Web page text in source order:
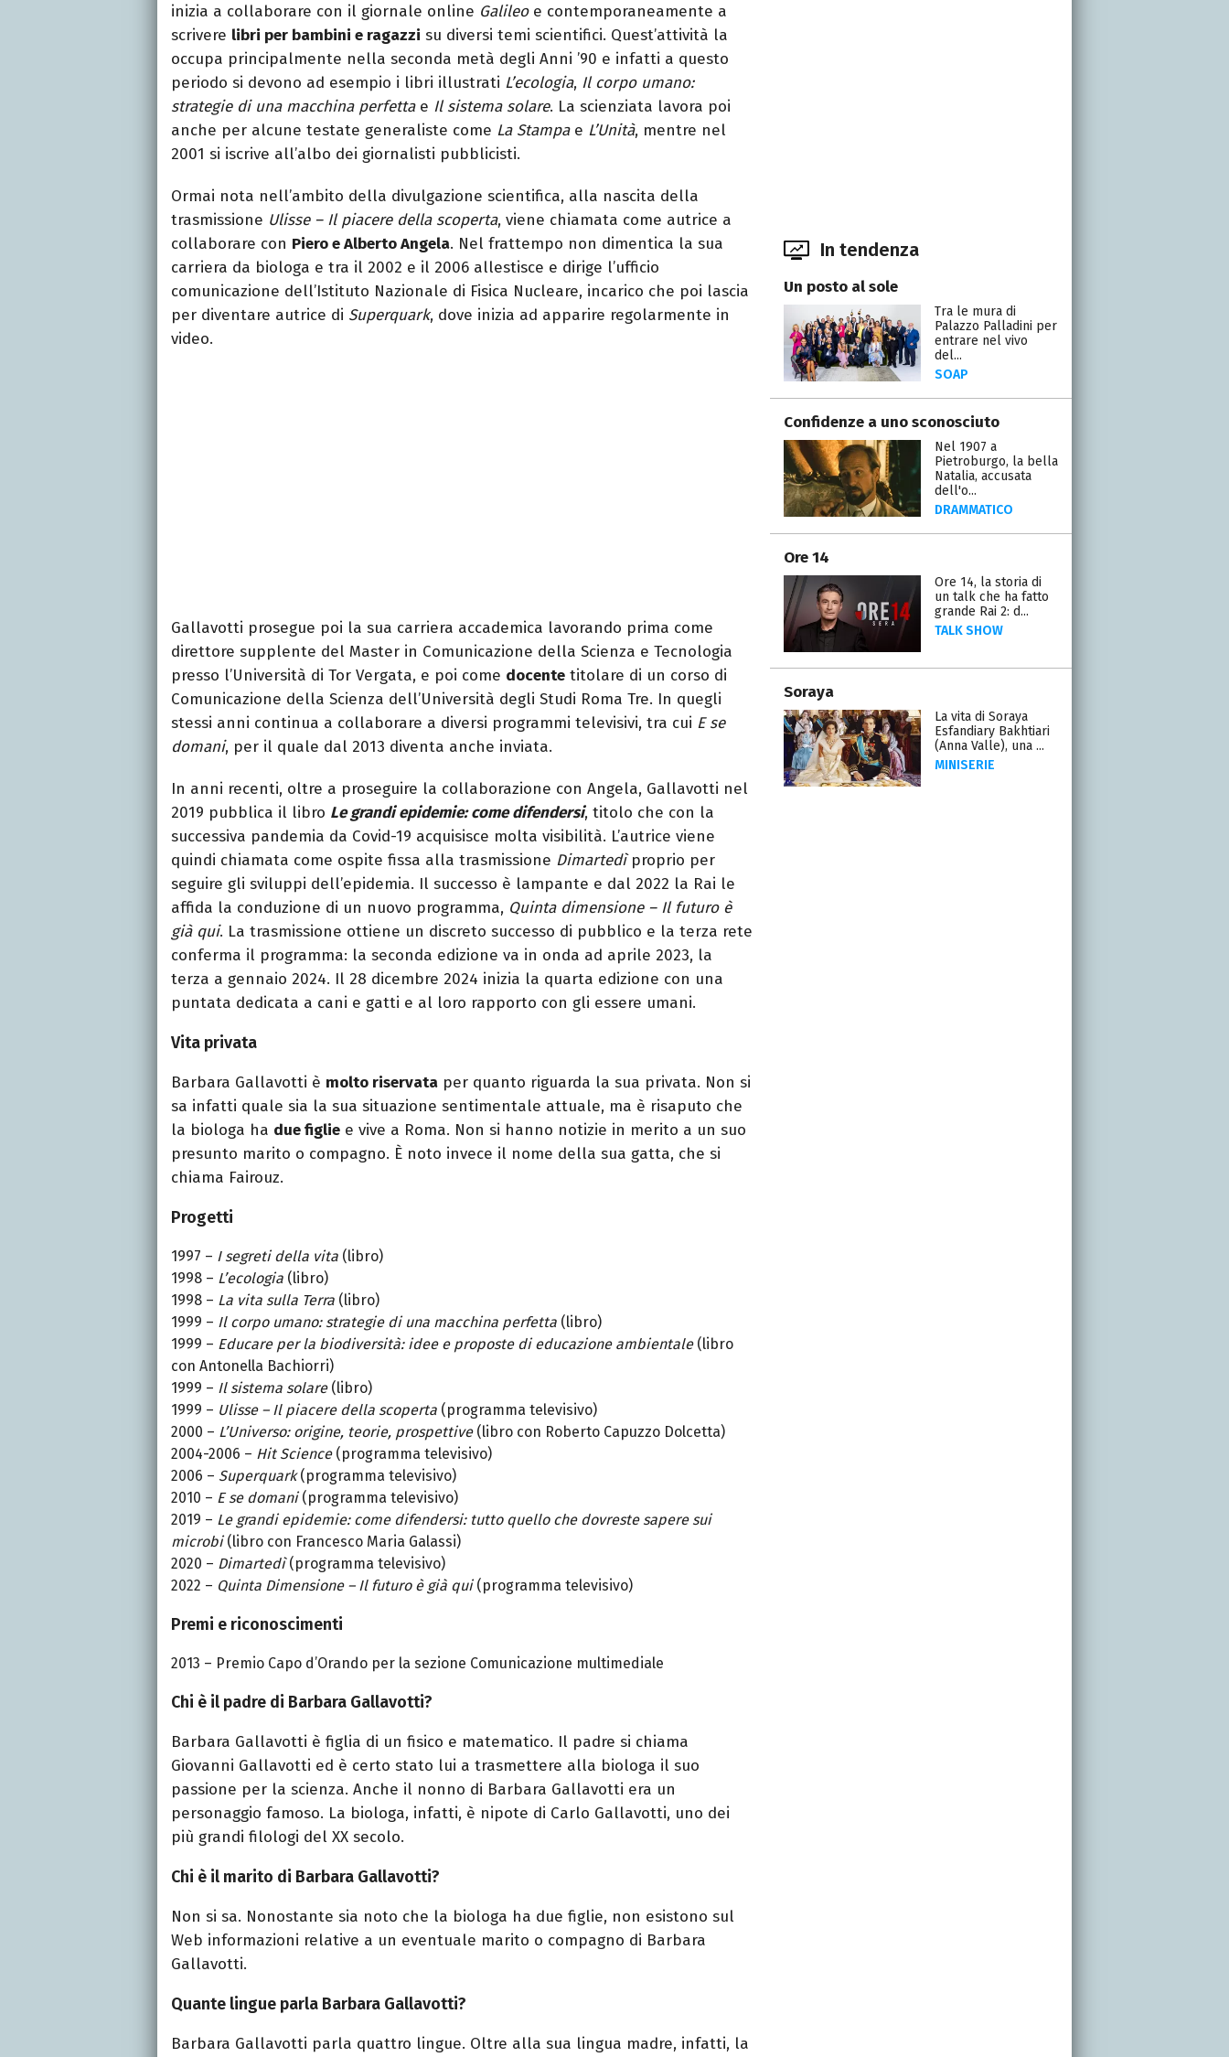
inizia a collaborare con il giornale online Galileoe contemporaneamente a
scrivere libri per bambini e ragazzi su diversi temi scientifici. Quest’attività la
occupa principalmente nella seconda metà degli Anni ’90 e infatti a questo
periodo si devono ad esempio i libri illustrati L’ecologia, Il corpo umano:
strategie di una macchina perfettae Il sistema solare. La scienziata lavora poi
anche per alcune testate generaliste come La Stampae L’Unità, mentre nel
2001 si iscrive all’albo dei giornalisti pubblicisti.
Ormai nota nell’ambito della divulgazione scientifica, alla nascita della
trasmissione Ulisse – Il piacere della scoperta, viene chiamata come autrice a
collaborare con Piero e Alberto Angela. Nel frattempo non dimentica la sua
carriera da biologa e tra il 2002 e il 2006 allestisce e dirige l’ufficio
comunicazione dell’Istituto Nazionale di Fisica Nucleare, incarico che poi lascia
per diventare autrice di Superquark, dove inizia ad apparire regolarmente in
video.
Gallavotti prosegue poi la sua carriera accademica lavorando prima come
direttore supplente del Master in Comunicazione della Scienza e Tecnologia
presso l’Università di Tor Vergata, e poi come docente titolare di un corso di
Comunicazione della Scienza dell’Università degli Studi Roma Tre. In quegli
stessi anni continua a collaborare a diversi programmi televisivi, tra cui E se
domani, per il quale dal 2013 diventa anche inviata.
In anni recenti, oltre a proseguire la collaborazione con Angela, Gallavotti nel
2019 pubblica il libro Le grandi epidemie: come difendersi, titolo che con la
successiva pandemia da Covid-19 acquisisce molta visibilità. L’autrice viene
quindi chiamata come ospite fissa alla trasmissione Dimartedìproprio per
seguire gli sviluppi dell’epidemia. Il successo è lampante e dal 2022 la Rai le
affida la conduzione di un nuovo programma, Quinta dimensione – Il futuro è
già qui. La trasmissione ottiene un discreto successo di pubblico e la terza rete
conferma il programma: la seconda edizione va in onda ad aprile 2023, la
terza a gennaio 2024. Il 28 dicembre 2024 inizia la quarta edizione con una
puntata dedicata a cani e gatti e al loro rapporto con gli essere umani.
Vita privata
Barbara Gallavotti è molto riservata per quanto riguarda la sua privata. Non si
sa infatti quale sia la sua situazione sentimentale attuale, ma è risaputo che
la biologa ha due figlie e vive a Roma. Non si hanno notizie in merito a un suo
presunto marito o compagno. È noto invece il nome della sua gatta, che si
chiama Fairouz.
Progetti
1997 – I segreti della vita (libro)
1998 – L’ecologia (libro)
1998 – La vita sulla Terra (libro)
1999 – Il corpo umano: strategie di una macchina perfetta (libro)
1999 – Educare per la biodiversità: idee e proposte di educazione ambientale(libro
con Antonella Bachiorri)
1999 – Il sistema solare(libro)
1999 – Ulisse – Il piacere della scoperta (programma televisivo)
2000 – L’Universo: origine, teorie, prospettive(libro con Roberto Capuzzo Dolcetta)
2004-2006 – Hit Science(programma televisivo)
2006 – Superquark(programma televisivo)
2010 – E se domani(programma televisivo)
2019 – Le grandi epidemie: come difendersi: tutto quello che dovreste sapere sui
microbi(libro con Francesco Maria Galassi)
2020 – Dimartedì(programma televisivo)
2022 – Quinta Dimensione – Il futuro è già qui(programma televisivo)
Premi e riconoscimenti
2013 – Premio Capo d’Orando per la sezione Comunicazione multimediale
Chi è il padre di Barbara Gallavotti?
Barbara Gallavotti è figlia di un fisico e matematico. Il padre si chiama
Giovanni Gallavotti ed è certo stato lui a trasmettere alla biologa il suo
passione per la scienza. Anche il nonno di Barbara Gallavotti era un
personaggio famoso. La biologa, infatti, è nipote di Carlo Gallavotti, uno dei
più grandi filologi del XX secolo.
Chi è il marito di Barbara Gallavotti?
Non si sa. Nonostante sia noto che la biologa ha due figlie, non esistono sul
Web informazioni relative a un eventuale marito o compagno di Barbara
Gallavotti.
Quante lingue parla Barbara Gallavotti?
Barbara Gallavotti parla quattro lingue. Oltre alla sua lingua madre, infatti, la
In tendenza
Un posto al sole
Tra le mura di
Palazzo Palladini per
entrare nel vivo
del...
SOAP
Confidenze a uno sconosciuto
Nel 1907 a
Pietroburgo, la bella
Natalia, accusata
dell'o...
DRAMMATICO
Ore 14
Ore 14, la storia di
un talk che ha fatto
grande Rai 2: d...
TALK SHOW
Soraya
La vita di Soraya
Esfandiary Bakhtiari
(Anna Valle), una ...
MINISERIE